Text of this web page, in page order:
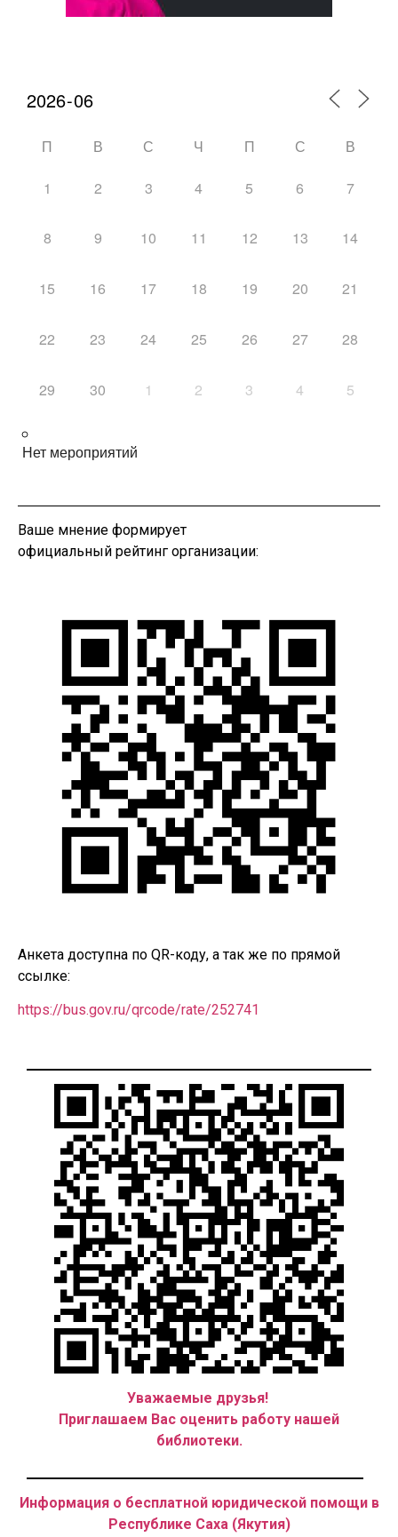
П В С Ч П С В
1 2 3 4 5 6 7
8 9 10 11 12 13 14
15 16 17 18 19 20 21
22 23 24 25 26 27 28
29 30 1 2 3 4 5
Нет мероприятий
Ваше мнение формирует
официальный рейтинг организации:
Анкета доступна по QR-коду, а так же по прямой
ссылке:
https://bus.gov.ru/qrcode/rate/252741
Уважаемые друзья!
Приглашаем Вас оценить работу нашей
библиотеки.
Информация о бесплатной юридической помощи в
Республике Саха (Якутия)